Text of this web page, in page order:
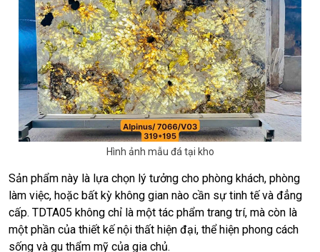
Hình ảnh mẫu đá tại kho
Sản phẩm này là lựa chọn lý tưởng cho phòng khách, phòng
làm việc, hoặc bất kỳ không gian nào cần sự tinh tế và đẳng
cấp. TDTA05 không chỉ là một tác phẩm trang trí, mà còn là
một phần của thiết kế nội thất hiện đại, thể hiện phong cách
sống và gu thẩm mỹ của gia chủ.